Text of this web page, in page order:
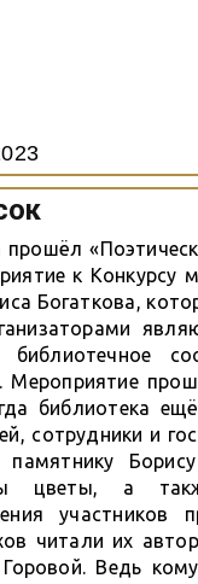
прошëл
к Конкурсу
Богаткова,
Мероприятие
библиотека
сотрудники и
цветы, а
читали их
Ведь